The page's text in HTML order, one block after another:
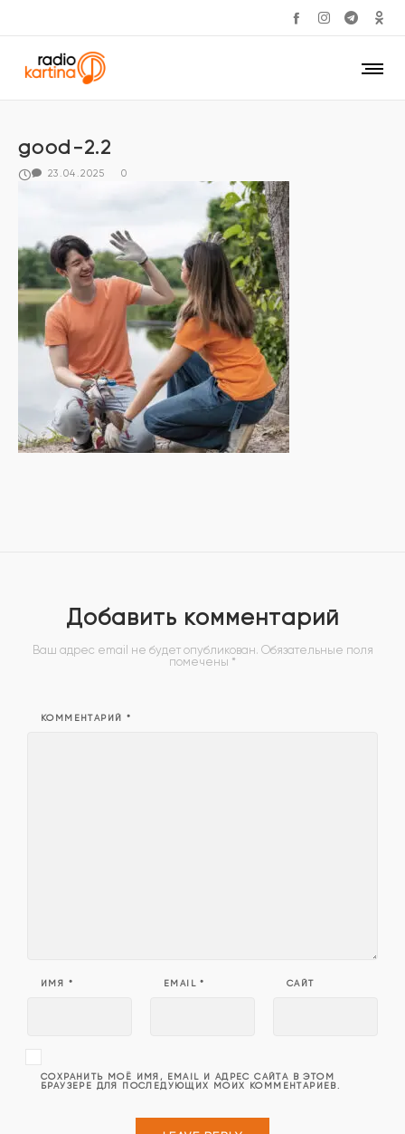
good-2.2
23.04.2025 0
Добавить комментарий
Ваш адрес email не будет опубликован. Обязательные поля
помечены *
КОММЕНТАРИЙ *
ИМЯ * EMAIL* САЙТ
СОХРАНИТЬ МОЁ ИМЯ, EMAIL И АДРЕС САЙТА В ЭТОМ
БРАУЗЕРЕ ДЛЯ ПОСЛЕДУЮЩИХ МОИХ КОММЕНТАРИЕВ.